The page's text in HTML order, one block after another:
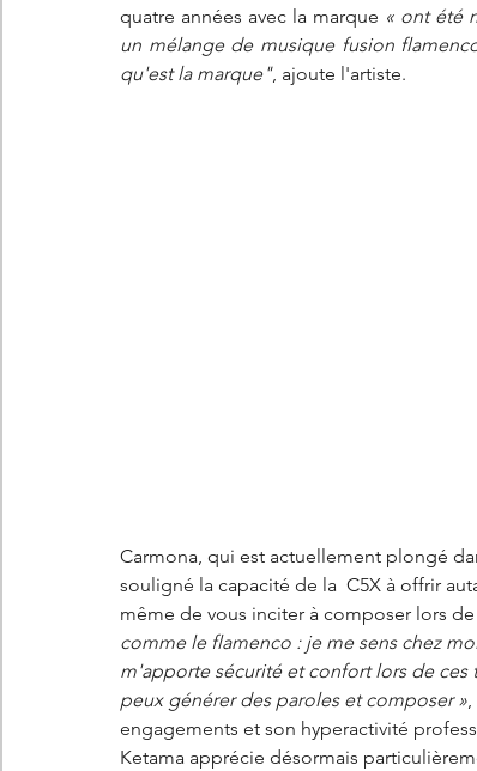
quatre années avec la marque « ont été
un mélange de musique fusion
qu'est la marque", ajoute l'artiste.
Carmona, qui est actuellement plongé
souligné la capacité de la  C5X à offrir
même de vous inciter à composer lors
comme le flamenco : je me sens chez
m'apporte sécurité et confort lors de ces
peux générer des paroles et composer »
engagements et son hyperactivité
Ketama apprécie désormais